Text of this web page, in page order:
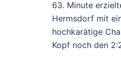
63. Minute
Hermsdorf mit
hochkarätige
Kopf noch den